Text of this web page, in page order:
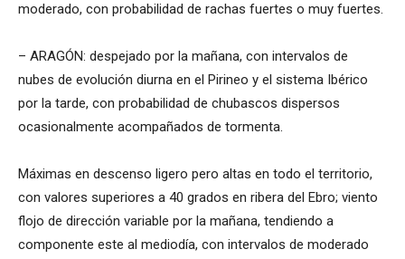
moderado, con probabilidad de rachas fuertes o muy fuertes.
– ARAGÓN: despejado por la mañana, con intervalos de
nubes de evolución diurna en el Pirineo y el sistema Ibérico
por la tarde, con probabilidad de chubascos dispersos
ocasionalmente acompañados de tormenta.
Máximas en descenso ligero pero altas en todo el territorio,
con valores superiores a 40 grados en ribera del Ebro; viento
flojo de dirección variable por la mañana, tendiendo a
componente este al mediodía, con intervalos de moderado